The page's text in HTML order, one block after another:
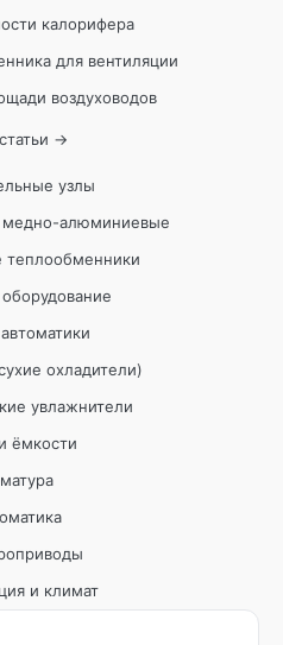
калорифера
для вентиляции
воздуховодов
→
узлы
медно-алюминиевые
теплообменники
охладители)
увлажнители
ёмкости
и климат